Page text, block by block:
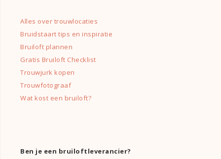
Alles over trouwlocaties
Bruidstaart tips en inspiratie
Bruiloft plannen
Gratis Bruiloft Checklist
Trouwjurk kopen
Trouwfotograaf
Wat kost een bruiloft?
Ben je een bruiloftleverancier?